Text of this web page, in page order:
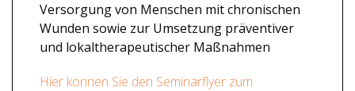
Versorgung von Menschen mit chronischen
Wunden sowie zur Umsetzung präventiver
und lokaltherapeutischer Maßnahmen
Hier können Sie den Seminarflyer zum